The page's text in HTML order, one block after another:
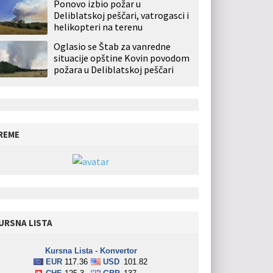
Ponovo izbio požar u
Deliblatskoj peščari, vatrogasci i
helikopteri na terenu
Oglasio se Štab za vanredne
situacije opštine Kovin povodom
požara u Deliblatskoj peščari
LISTA